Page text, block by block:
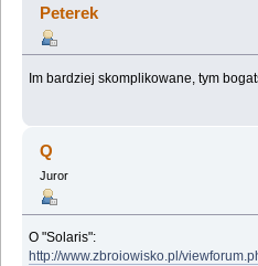
Peterek
Im bardziej skomplikowane, tym
Q
Juror
O "Solaris":
http://www.zbroiowisko.pl/